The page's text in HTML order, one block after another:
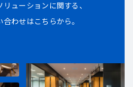
ューションに関する、
わせはこちらから。